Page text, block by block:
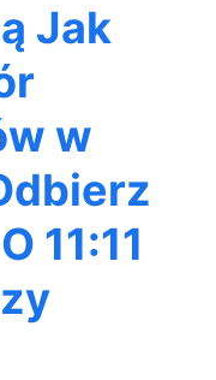
Jak
w
11:11